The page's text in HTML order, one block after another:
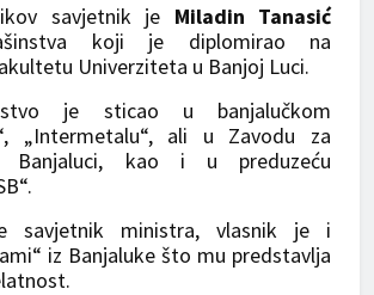
savjetnik je Miladin Tanasić
koji je diplomirao na
Univerziteta u Banjoj Luci.
je sticao u banjalučkom
„Intermetalu“, ali u Zavodu za
Banjaluci, kao i u preduzeću
savjetnik ministra, vlasnik je i
iz Banjaluke što mu predstavlja